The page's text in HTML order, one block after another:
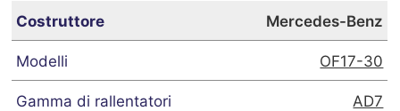
Mercedes-Benz
OF17-30
AD7